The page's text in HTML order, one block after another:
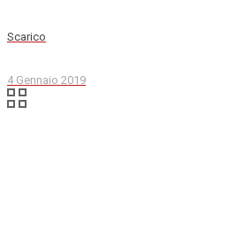
Scarico
4 Gennaio 2019